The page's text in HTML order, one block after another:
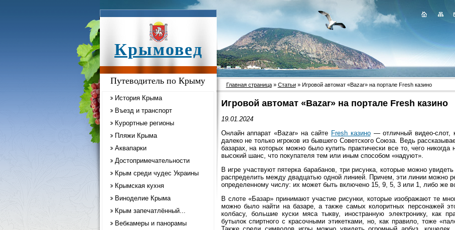
Крымовед
Путеводитель по Крыму
История Крыма
Въезд и транспорт
Курортные регионы
Пляжи Крыма
Аквапарки
Достопримечательности
Крым среди чудес Украины
Крымская кухня
Виноделие Крыма
Крым запечатлённый...
Вебкамеры и панорамы
Главная страница» Статьи» Игровой автомат «Bazar» на портале Fresh казино
Игровой автомат «Bazar» на портале Fresh казино
19.01.2024
Онлайн аппарат «Bazar» на сайте Fresh казино— отличный видео-слот,
далеко не только игроков из бывшего Советского Союза. Ведь
базарах, на которых можно было купить практически все то, чего
высокий шанс, что покупателя тем или иным способом «надуют».
В игре участвуют пятерка барабанов, три рисунка, которые можно
распределить между двадцатью одной линией. Причем, эти линии можно
определенному числу: их может быть включено 15, 9, 5, 3 или 1, либо же
В слоте «Базар» принимают участие рисунки, которые изображают те
можно было найти на базаре, а также самых колоритных персонажей
колбасу, большие куски мяса тыкву, иностранную электронику, как
бутылок спиртного с красочными этикетками, но, как правило, тоже